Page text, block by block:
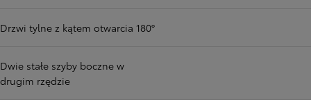
Drzwi tylne z kątem otwarcia 180°
Dwie stałe szyby boczne w
drugim rzędzie